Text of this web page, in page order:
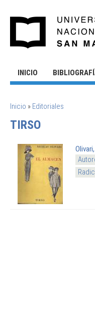
INICIO
SE ENCUENTRA USTED
Inicio » Editoriales
TIRSO